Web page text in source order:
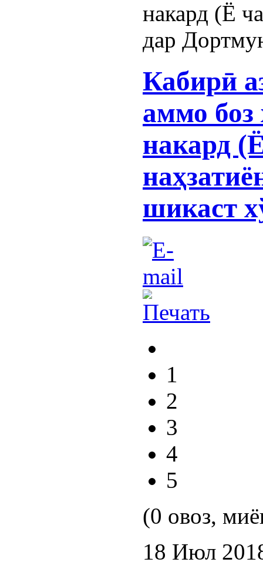
накард (Ё
дар
Кабирӣ
аммо боз
накард
шикаст
1
2
3
4
5
(0 овоз,
18 Июл